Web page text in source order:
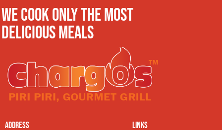
WE COOK ONLY THE MOST
DELICIOUS MEALS
ADDRESS LINKS